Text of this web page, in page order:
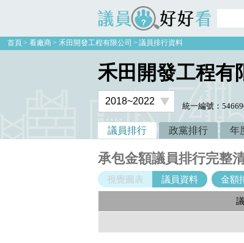
議員好好看
首頁 看廠商 禾田開發工程有限公司 議員排行資料
禾田開發工程有
統一編號：
議員排行 政黨排行 年
承包金額議員排行完整
視覺圖表 議員資料 金額